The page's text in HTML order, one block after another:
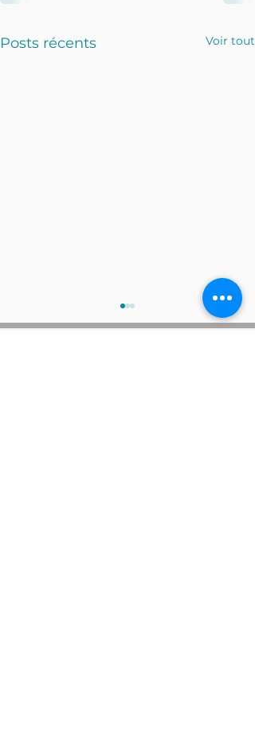
Posts récents Voir tout